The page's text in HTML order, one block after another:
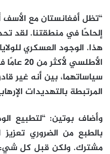
“تظل أفغانستان مع الأسف
إلحاحًا في منطقتنا. لقد
هذا. الوجود العسكري
الأطلسي
سياساتهما، بين أنه غير
المرتبطة بالتهديدات
وأضاف بوتين: “لتطبيع
بالطبع من الضروري
مشترك. ولكن قبل كل